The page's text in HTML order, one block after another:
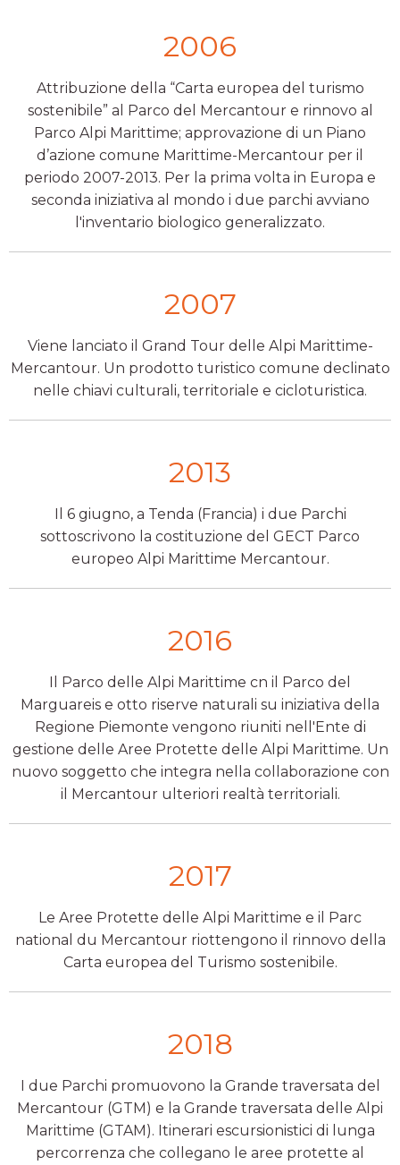
2006
Attribuzione della “Carta europea del turismo
sostenibile” al Parco del Mercantour e rinnovo al
Parco Alpi Marittime; approvazione di un Piano
d’azione comune Marittime-Mercantour per il
periodo 2007-2013. Per la prima volta in Europa e
seconda iniziativa al mondo i due parchi avviano
l'inventario biologico generalizzato.
2007
Viene lanciato il Grand Tour delle Alpi Marittime-
Mercantour. Un prodotto turistico comune declinato
nelle chiavi culturali, territoriale e cicloturistica.
2013
Il 6 giugno, a Tenda (Francia) i due Parchi
sottoscrivono la costituzione del GECT Parco
europeo Alpi Marittime Mercantour.
2016
Il Parco delle Alpi Marittime cn il Parco del
Marguareis e otto riserve naturali su iniziativa della
Regione Piemonte vengono riuniti nell'Ente di
gestione delle Aree Protette delle Alpi Marittime. Un
nuovo soggetto che integra nella collaborazione con
il Mercantour ulteriori realtà territoriali.
2017
Le Aree Protette delle Alpi Marittime e il Parc
national du Mercantour riottengono il rinnovo della
Carta europea del Turismo sostenibile.
2018
I due Parchi promuovono la Grande traversata del
Mercantour (GTM) e la Grande traversata delle Alpi
Marittime (GTAM). Itinerari escursionistici di lunga
percorrenza che collegano le aree protette al